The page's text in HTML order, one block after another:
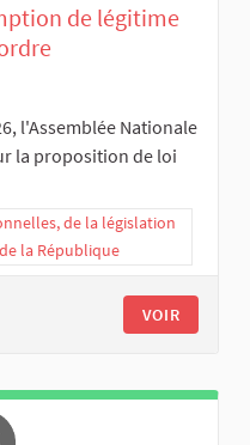
de légitime
l'Assemblée Nationale
la proposition de loi
de la législation
la République
VOIR